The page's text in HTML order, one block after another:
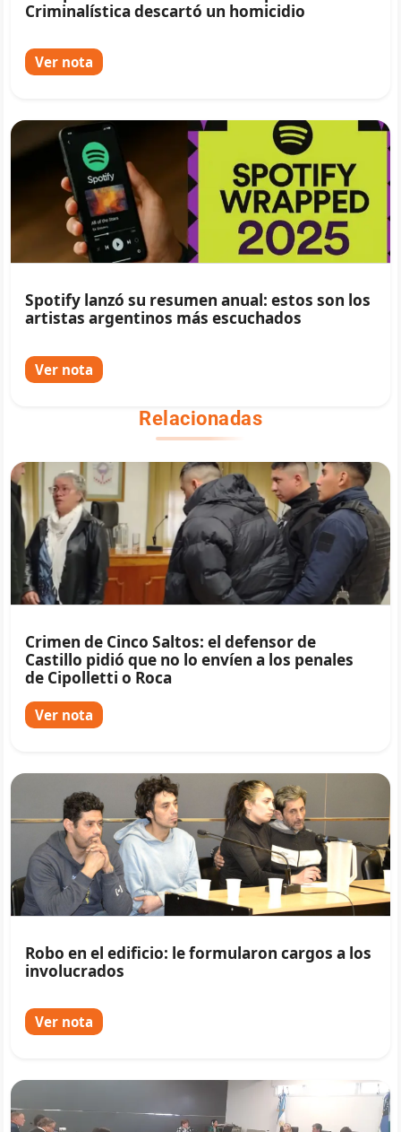
Criminalística descartó un homicidio
Ver nota
Spotify lanzó su resumen anual: estos son los
artistas argentinos más escuchados
Ver nota
Relacionadas
Crimen de Cinco Saltos: el defensor de
Castillo pidió que no lo envíen a los penales
de Cipolletti o Roca
Ver nota
Robo en el edificio: le formularon cargos a los
involucrados
Ver nota